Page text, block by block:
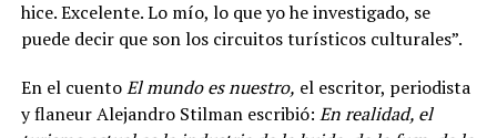
hice. Excelente. Lo mío, lo que yo he investigado, se
puede decir que son los circuitos turísticos culturales”.
En el cuentoEl mundo es nuestro, el escritor, periodista
y flaneur Alejandro Stilman escribió: En realidad, el